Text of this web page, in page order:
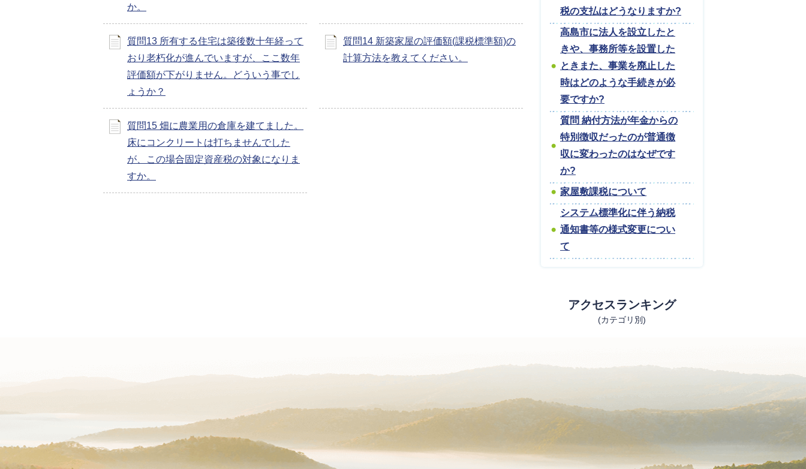
か。
質問13 所有する住宅は築後数十年経って
おり老朽化が進んでいますが、ここ数年
評価額が下がりません。どういう事でし
ょうか？
質問14 新築家屋の評価額(課税標準額)の
計算方法を教えてください。
質問15 畑に農業用の倉庫を建てました。
床にコンクリートは打ちませんでした
が、この場合固定資産税の対象になりま
すか。
税の支払はどうなりますか?
高島市に法人を設立したと
きや、事務所等を設置した
ときまた、事業を廃止した
時はどのような手続きが必
要ですか?
質問 納付方法が年金からの
特別徴収だったのが普通徴
収に変わったのはなぜです
か?
家屋敷課税について
システム標準化に伴う納税
通知書等の様式変更につい
て
アクセスランキング
(カテゴリ別)